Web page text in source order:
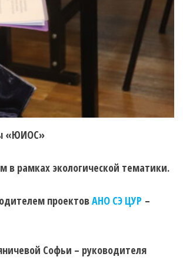
«ЮИОС»
в рамках экологической тематики.
проектовАНО СЭ ЦУР –
Софьи – руководителя